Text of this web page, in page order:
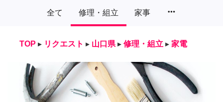
全て 修理・組立 家事 more_horiz
TOP ▸ リクエスト ▸ 山口県 ▸ 修理・組立 ▸ 家電